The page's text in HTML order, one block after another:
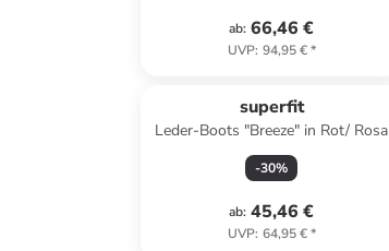
ab: 66,46 €
UVP: 94,95 €*
superfit
Leder-Boots "Breeze" in Rot/ Rosa
-30%
ab: 45,46 €
UVP: 64,95 €*